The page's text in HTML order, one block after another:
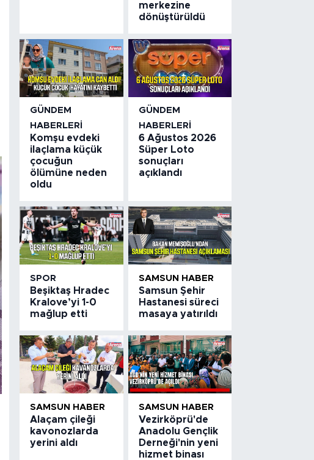
merkezine
dönüştürüldü
GÜNDEM
HABERLERI
Komşu evdeki
ilaçlama küçük
çocuğun
ölümüne neden
oldu
GÜNDEM
HABERLERI
6 Ağustos 2026
Süper Loto
sonuçları
açıklandı
SPOR
Beşiktaş Hradec
Kralove’yi 1-0
mağlup etti
SAMSUN HABER
Samsun Şehir
Hastanesi süreci
masaya yatırıldı
SAMSUN HABER
Alaçam çileği
kavonozlarda
yerini aldı
SAMSUN HABER
Vezirköprü'de
Anadolu Gençlik
Derneği'nin yeni
hizmet binası